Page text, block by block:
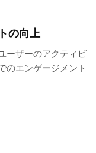
の向上
ーザーのアクティビ
のエンゲージメント